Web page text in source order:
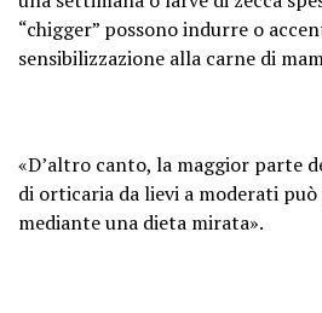
“chigger” possono indurre o
sensibilizzazione alla carne di
«D’altro canto, la maggior parte
di orticaria da lievi a moderati
mediante una dieta mirata».